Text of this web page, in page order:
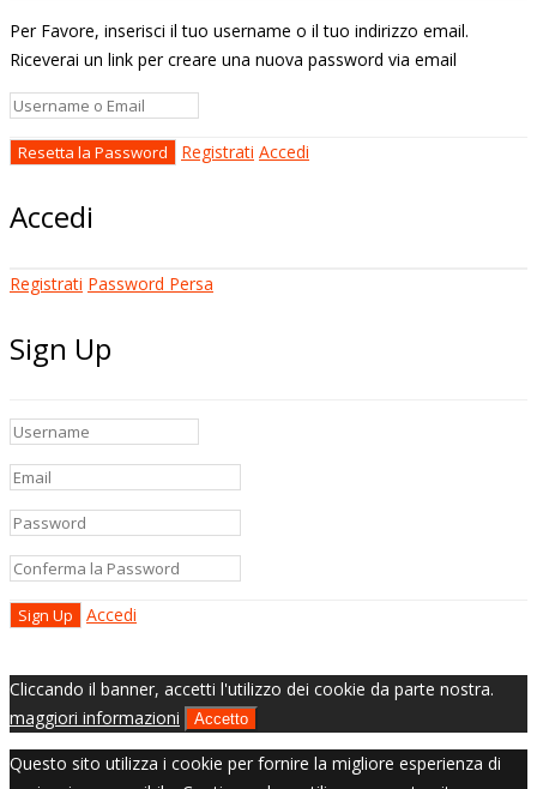
Per Favore, inserisci il tuo username o il tuo indirizzo email.
Riceverai un link per creare una nuova password via email
Registrati Accedi
Accedi
Registrati Password Persa
Sign Up
Accedi
Cliccando il banner, accetti l'utilizzo dei cookie da parte nostra.
maggiori informazioni
Accetto
Questo sito utilizza i cookie per fornire la migliore esperienza di